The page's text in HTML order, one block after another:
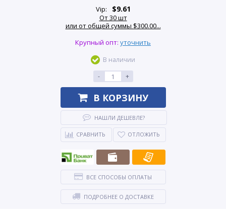
Vip: $9.61
От 30 шт
или от общей суммы $300.00...
Крупный опт: уточнить
В наличии
-
+
В КОРЗИНУ
НАШЛИ ДЕШЕВЛЕ?
СРАВНИТЬ ОТЛОЖИТЬ
ВСЕ СПОСОБЫ ОПЛАТЫ
ПОДРОБНЕЕ О ДОСТАВКЕ